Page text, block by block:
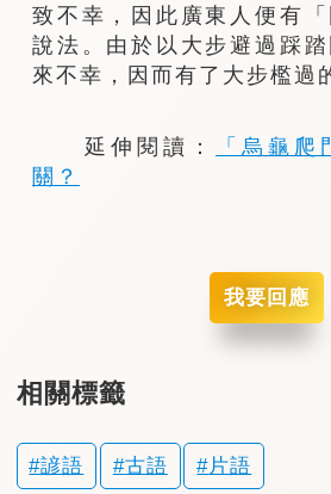
致不幸，因此廣東人便有
說法。由於以大步避過踩
來不幸，因而有了大步檻過
延伸閱讀：
「烏龜
關？
我要回應
相關標籤
諺語 古語 片語